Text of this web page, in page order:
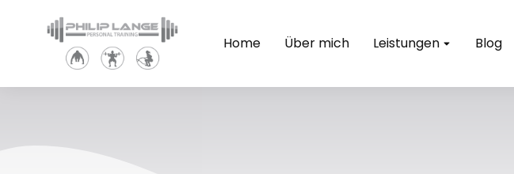
Home Über mich Leistungen Blog